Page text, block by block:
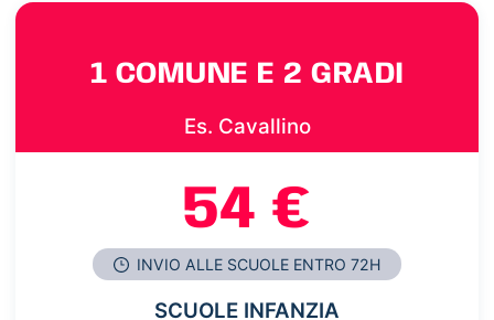
1 COMUNE E 2 GRADI
Es. Cavallino
54 €
INVIO ALLE SCUOLE ENTRO 72H
SCUOLE INFANZIA